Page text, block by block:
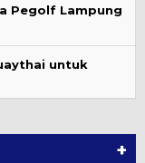
Pegolf Lampung
untuk
+